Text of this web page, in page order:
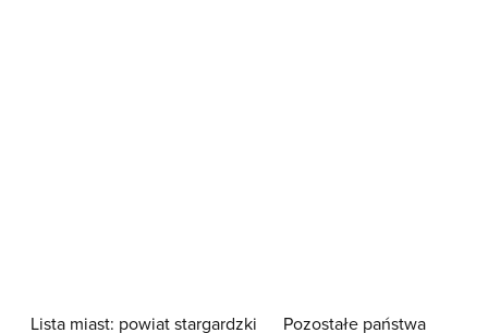
Lista miast: powiat stargardzki Pozostałe państwa